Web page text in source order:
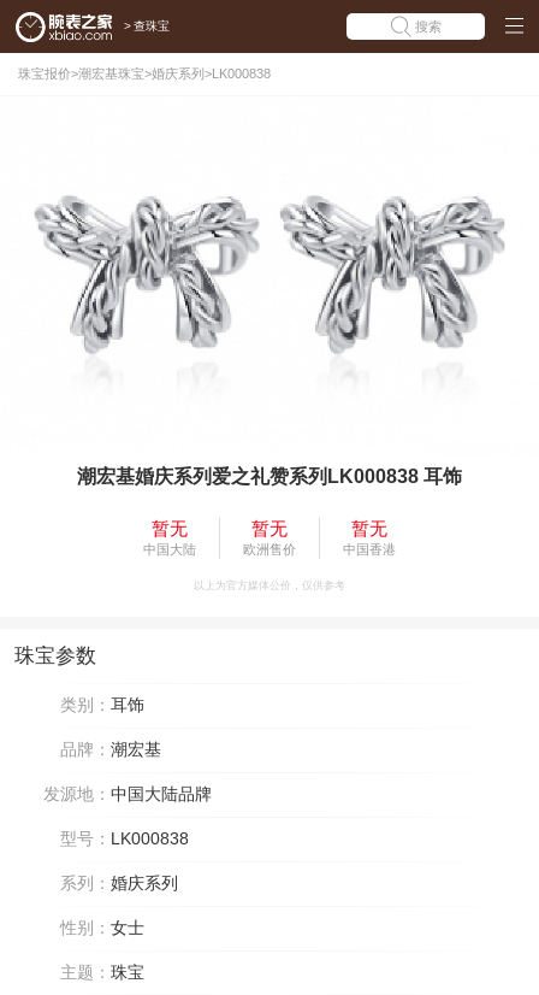
> 查珠宝 搜索
珠宝报价>潮宏基珠宝>婚庆系列 >LK000838
潮宏基婚庆系列爱之礼赞系列LK000838 耳饰
暂无
中国大陆
暂无
欧洲售价
暂无
中国香港
以上为官方媒体公价，仅供参考
珠宝参数
类别： 耳饰
品牌： 潮宏基
发源地： 中国大陆品牌
型号： LK000838
系列： 婚庆系列
性别： 女士
主题： 珠宝